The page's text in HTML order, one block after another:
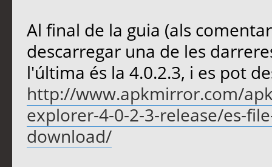
Al final de la guia (als
descarregar una de les
l'última és la 4.0.2.3, i es pot
http://www.apkmirror.com/
explorer-4-0-2-3-release/es-
download/